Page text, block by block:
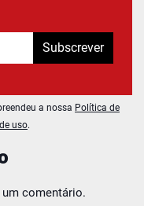
comentário.
Subscrever
a nossa Política de
uso.